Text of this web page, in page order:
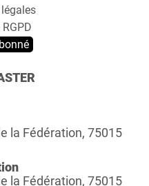
la Fédération, 75015
la Fédération, 75015